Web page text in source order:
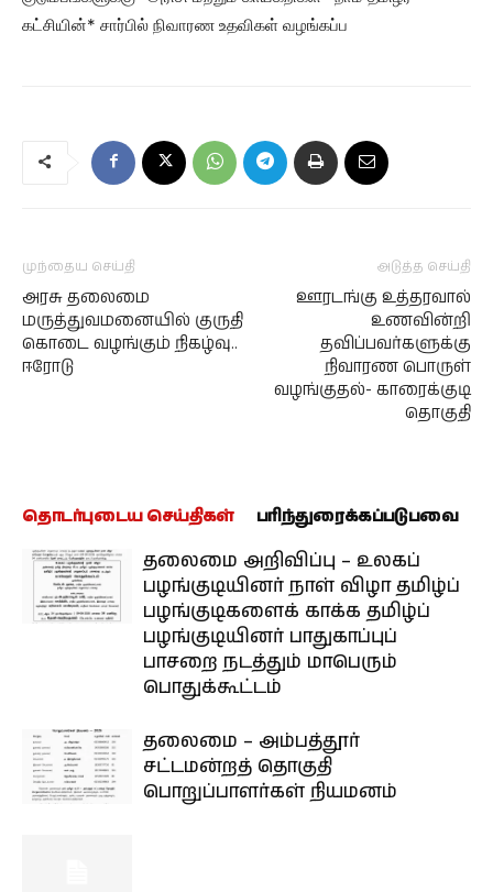
கட்சியின்* சார்பில் நிவாரண உதவிகள் வழங்கப்ப
முந்தைய செய்தி
அரசு தலைமை
மருத்துவமனையில் குருதி
கொடை வழங்கும் நிகழ்வு..
ஈரோடு
அடுத்த செய்தி
ஊரடங்கு உத்தரவால்
உணவின்றி
தவிப்பவர்களுக்கு
நிவாரண பொருள்
வழங்குதல்- காரைக்குடி
தொகுதி
தொடர்புடைய செய்திகள் பரிந்துரைக்கப்படுபவை
தலைமை அறிவிப்பு – உலகப்
பழங்குடியினர் நாள் விழா தமிழ்ப்
பழங்குடிகளைக் காக்க தமிழ்ப்
பழங்குடியினர் பாதுகாப்புப்
பாசறை நடத்தும் மாபெரும்
பொதுக்கூட்டம்
தலைமை – அம்பத்தூர்
சட்டமன்றத் தொகுதி
பொறுப்பாளர்கள் நியமனம்